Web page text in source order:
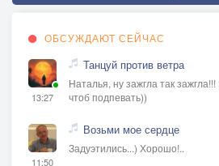
ОБСУЖДАЮТ СЕЙЧАС
13:27
Танцуй против ветра
Наталья, ну зажгла так
чтоб подпевать))
11:50
Возьми мое сердце
Задуэтились...) Хорошо!..